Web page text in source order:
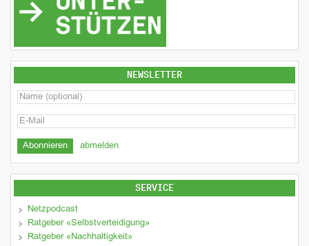
NEWSLETTER
abmelden
SERVICE
Netzpodcast
Ratgeber «Selbstverteidigung»
Ratgeber «Nachhaltigkeit»